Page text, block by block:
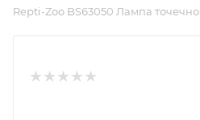
Repti-Zoo BS63050 Лампа